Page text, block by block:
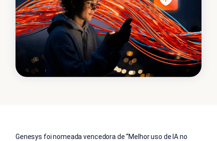
Genesys foi nomeada vencedora de “Melhor uso de IA no